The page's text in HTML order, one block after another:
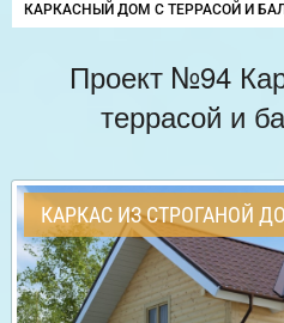
CURRENT:
КАРКАСНЫЙ ДОМ С ТЕРРАСОЙ И
Проект №94
террасой и
КАРКАС ИЗ СТРОГАНОЙ